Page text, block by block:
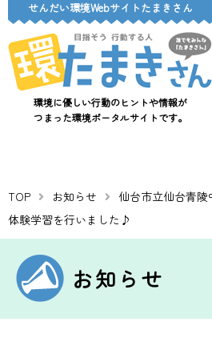
せんだい環境Webサイトたまきさん
環境に優しい行動のヒントや情報が
つまった環境ポータルサイトです。
TOP お知らせ
仙台市立仙台青
体験学習を行いました♪
お知らせ